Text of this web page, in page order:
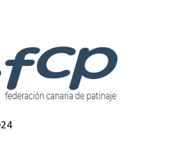
Roller Freestyle
SkateboardProtocolo de
Resoluciones